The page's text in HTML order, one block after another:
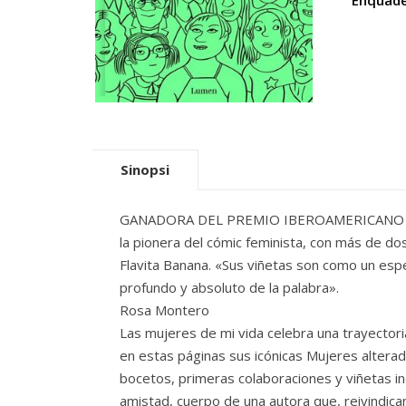
Sinopsi
GANADORA DEL PREMIO
la pionera del cómic feminista, con más de
Flavita Banana. «Sus viñetas son como un
profundo y absoluto de la palabra».
Rosa Montero
Las mujeres de mi vida celebra una
en estas páginas sus icónicas Mujeres
bocetos, primeras colaboraciones y viñetas
amistad, cuerpo de una autora que,